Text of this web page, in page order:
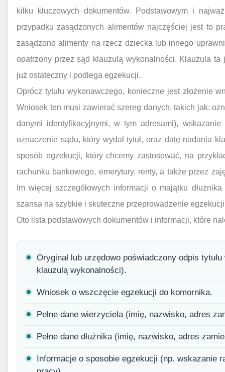
kilku kluczowych dokumentów. Podstawowym i
przypadku zasądzonych alimentów najczęściej jest to
zasądzono alimenty na rzecz dziecka lub innego
opatrzony przez sąd klauzulą wykonalności. Klauzula
już ostateczny i podlega egzekucji.
Oprócz tytułu wykonawczego, konieczne jest złożenie
Wniosek ten musi zawierać szereg danych, takich jak:
danymi identyfikacyjnymi, w tym adresami), wskazanie
oznaczenie sądu, który wydał tytuł, oraz datę nadania
sposób egzekucji, który chcemy zastosować, na
rachunku bankowego, emerytury, renty, a także przez
Im więcej szczegółowych informacji o majątku
szansa na szybkie i skuteczne przeprowadzenie
Oto lista podstawowych dokumentów i informacji, które
Oryginał lub urzędowo poświadczony odpis
klauzulą wykonalności).
Wniosek o wszczęcie egzekucji do komornika.
Pełne dane wierzyciela (imię, nazwisko, adres
Pełne dane dłużnika (imię, nazwisko, adres
Informacje o sposobie egzekucji (np. wskazanie